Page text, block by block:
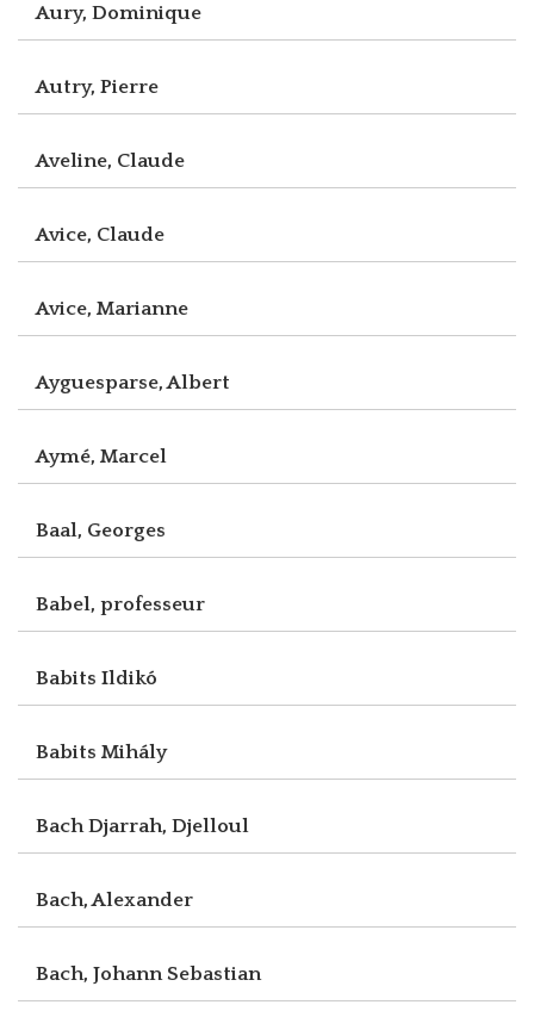
Aury, Dominique
Autry, Pierre
Aveline, Claude
Avice, Claude
Avice, Marianne
Ayguesparse, Albert
Aymé, Marcel
Baal, Georges
Babel, professeur
Babits Ildikó
Babits Mihály
Bach Djarrah, Djelloul
Bach, Alexander
Bach, Johann Sebastian